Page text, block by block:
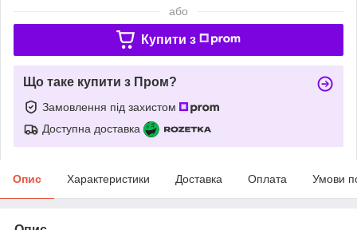
або
Купити з
Що таке купити з Пром?
Замовлення під захистом
Доступна доставка
Опис Характеристики Доставка Оплата Умови